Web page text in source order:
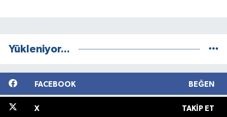
Yükleniyor...
FACEBOOK BEĞEN
X TAKIP ET